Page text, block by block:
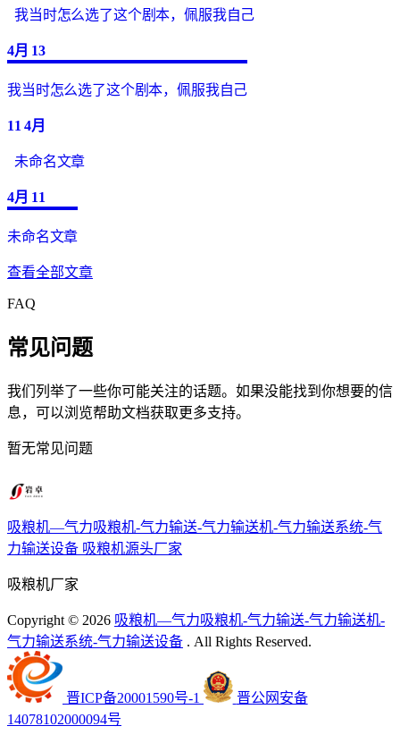
我当时怎么选了这个剧本，佩服我自己
4月 13
我当时怎么选了这个剧本，佩服我自己
11 4月
未命名文章
4月 11
未命名文章
查看全部文章
FAQ
常见问题
我们列举了一些你可能关注的话题。如果没能找到你想要的信
息，可以浏览帮助文档获取更多支持。
暂无常见问题
吸粮机—气力吸粮机-气力输送-气力输送机-气力输送系统-气
力输送设备 吸粮机源头厂家
吸粮机厂家
Copyright © 2026 吸粮机—气力吸粮机-气力输送-气力输送机-
气力输送系统-气力输送设备 . All Rights Reserved.
晋ICP备20001590号-1
晋公网安备
14078102000094号